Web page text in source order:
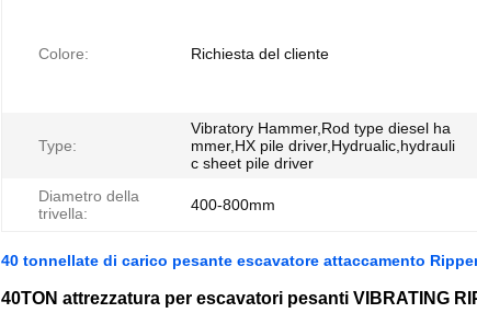
Colore: Richiesta del cliente
Type:
Vibratory Hammer,Rod type diesel ha
mmer,HX pile driver,Hydrualic,hydrauli
c sheet pile driver
Diametro della
trivella:
400-800mm
40 tonnellate di carico pesante escavatore attaccamento
40TON attrezzatura per escavatori pesanti VIBRATING